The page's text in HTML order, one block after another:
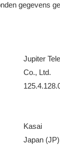
gegevens
Jupiter
Co., Ltd.
Kasai
Japan (JP)